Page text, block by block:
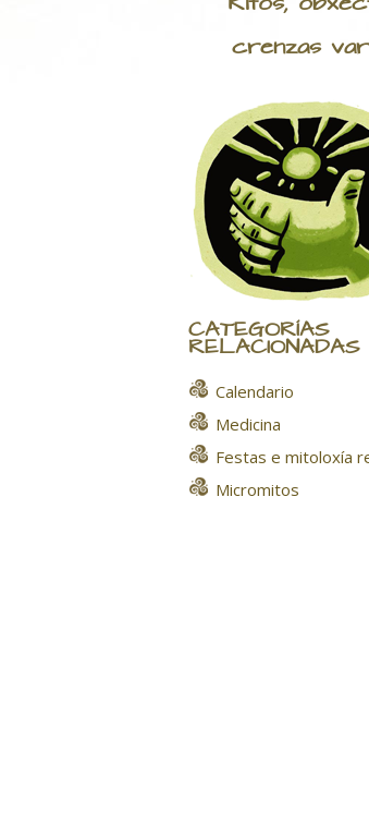
crenzas
CATEGORÍAS
RELACIONADAS
Calendario
Medicina
Festas e mitoloxía
Micromitos